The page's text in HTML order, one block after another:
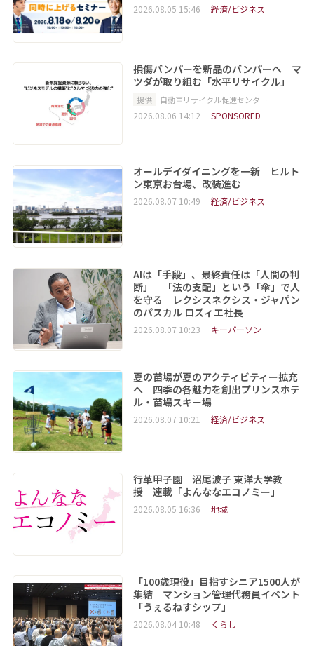
2026.08.05 15:46 経済/ビジネス
損傷バンパーを新品のバンパーへ マ
ツダが取り組む「水平リサイクル」
提供 自動車リサイクル促進センター
2026.08.06 14:12 SPONSORED
オールデイダイニングを一新 ヒルト
ン東京お台場、改装進む
2026.08.07 10:49 経済/ビジネス
AIは「手段」、最終責任は「人間の判
断」 「法の支配」という「傘」で人
を守る レクシスネクシス・ジャパン
のパスカル ロズィエ社長
2026.08.07 10:23 キーパーソン
夏の苗場が夏のアクティビティー拡充
へ 四季の各魅力を創出プリンスホテ
ル・苗場スキー場
2026.08.07 10:21 経済/ビジネス
行革甲子園 沼尾波子 東洋大学教
授 連載「よんななエコノミー」
2026.08.05 16:36 地域
「100歳現役」目指すシニア1500人が
集結 マンション管理代務員イベント
「うぇるねすシップ」
2026.08.04 10:48 くらし